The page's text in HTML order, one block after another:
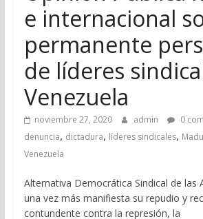
e internacional
permanente
de líderes
Venezuela
noviembre 27, 2020 admin 0
denuncia, dictadura, líderes sindicales,
Venezuela
Alternativa Democrática Sindical de las
una vez más manifiesta su repudio y
contundente contra la represión, la